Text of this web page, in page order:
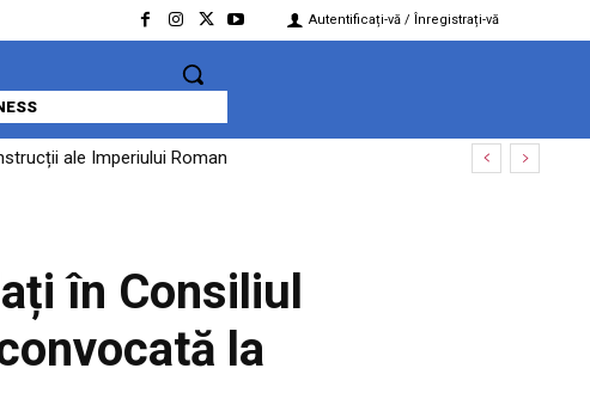
Autentificați-vă / Înregistrați-vă
ale Imperiului Roman
a creat riscuri pentru economia României”
în Consiliul
la